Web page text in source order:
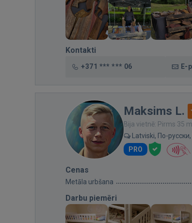
Kontakti
+371 *** *** 06 E-
Maksims L.
Bija vietnē: Pirms 35
Latviski, По-
PRO
Cenas
Metāla urbšana
Darbu piemēri